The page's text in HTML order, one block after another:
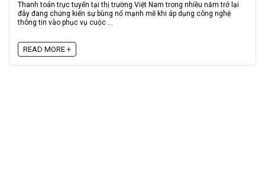
Thanh toán trực tuyến tại thị trường Việt Nam trong nhiều năm trở lại
đây đang chứng kiến sự bùng nổ mạnh mẽ khi áp dụng công nghệ
thông tin vào phục vụ cuộc ...
READ MORE +